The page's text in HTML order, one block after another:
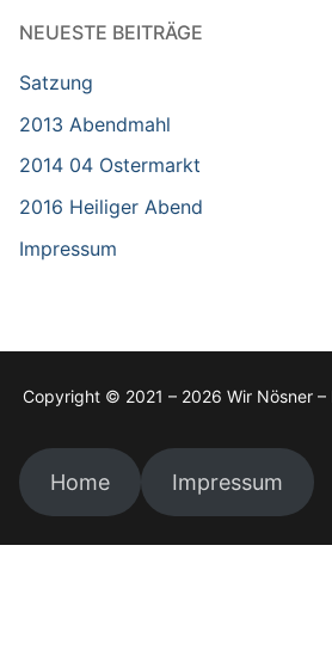
NEUESTE BEITRÄGE
Satzung
2013 Abendmahl
2014 04 Ostermarkt
2016 Heiliger Abend
Impressum
Copyright © 2021 – 2026 Wir Nösner –
Home Impressum